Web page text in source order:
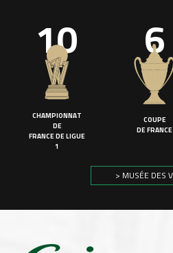
10
CHAMPIONNAT
DE
FRANCE DE LIGUE
1
6
COUPE
DE FRANCE
> MUSÉE DES